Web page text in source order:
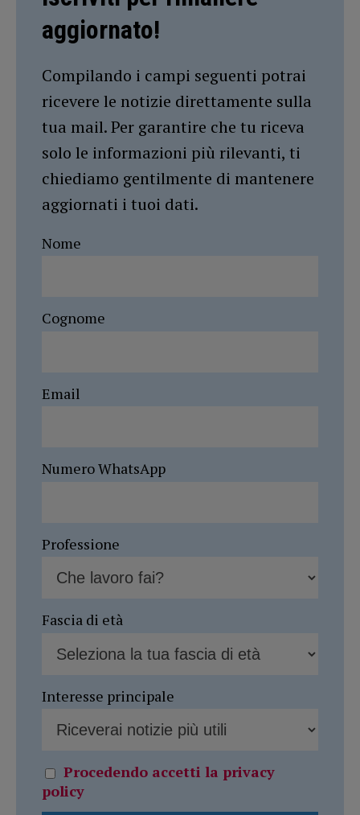
aggiornato!
Compilando i campi seguenti potrai
ricevere le notizie direttamente sulla
tua mail. Per garantire che tu riceva
solo le informazioni più rilevanti, ti
chiediamo gentilmente di mantenere
aggiornati i tuoi dati.
Nome
Cognome
Email
Numero WhatsApp
Professione
Fascia di età
Interesse principale
Procedendo accetti la privacy
policy